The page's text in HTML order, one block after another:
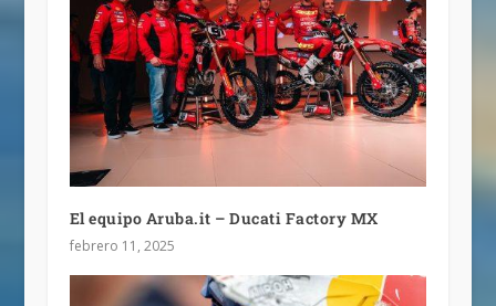
El equipo Aruba.it – Ducati Factory MX
febrero 11, 2025